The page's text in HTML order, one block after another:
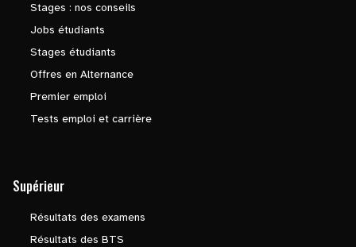
Stages : nos conseils
Jobs étudiants
Stages étudiants
Offres en Alternance
Premier emploi
Tests emploi et carrière
Supérieur
Résultats des examens
Résultats des BTS